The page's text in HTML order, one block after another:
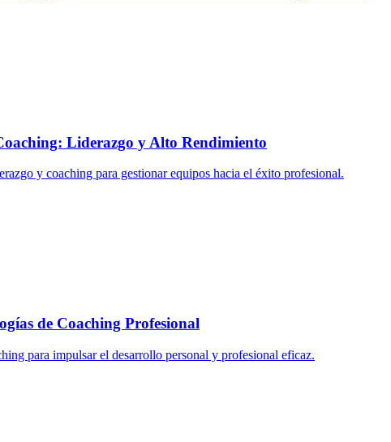
Liderazgo y Alto Rendimiento
y coaching para gestionar equipos hacia el éxito profesional.
de Coaching Profesional
para impulsar el desarrollo personal y profesional eficaz.